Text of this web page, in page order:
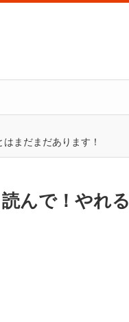
まだまだあります！
んで！やれる